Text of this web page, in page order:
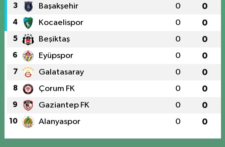
3 Başakşehir 0 0
4 Kocaelispor 0 0
5 Beşiktaş 0 0
6 Eyüpspor 0 0
7 Galatasaray 0 0
8 Çorum FK 0 0
9 Gaziantep FK 0 0
10 Alanyaspor 0 0